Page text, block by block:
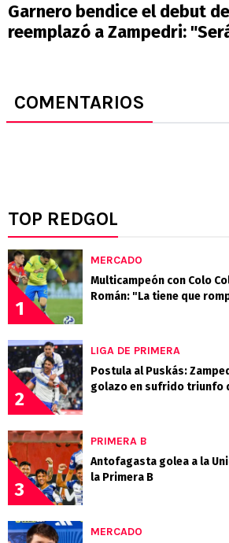
Garnero bendice el debut
reemplazó a Zampedri:
COMENTARIOS
TOP REDGOL
1
MERCADO
Multicampeón con Colo
Román: "La tiene que
2
LIGA DE PRIMERA
Postula al Puskás:
golazo en sufrido triunfo
3
PRIMERA B
Antofagasta golea a la
la Primera B
MERCADO